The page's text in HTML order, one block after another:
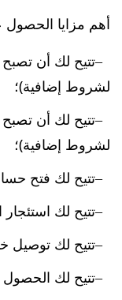
أهم مزايا الحصول
تتيح لك أن
لشروط إضافية)؛
تتيح لك أن
لشروط إضافية)؛
تتيح لك فتح
تتيح لك
تتيح لك توصيل
تتيح لك